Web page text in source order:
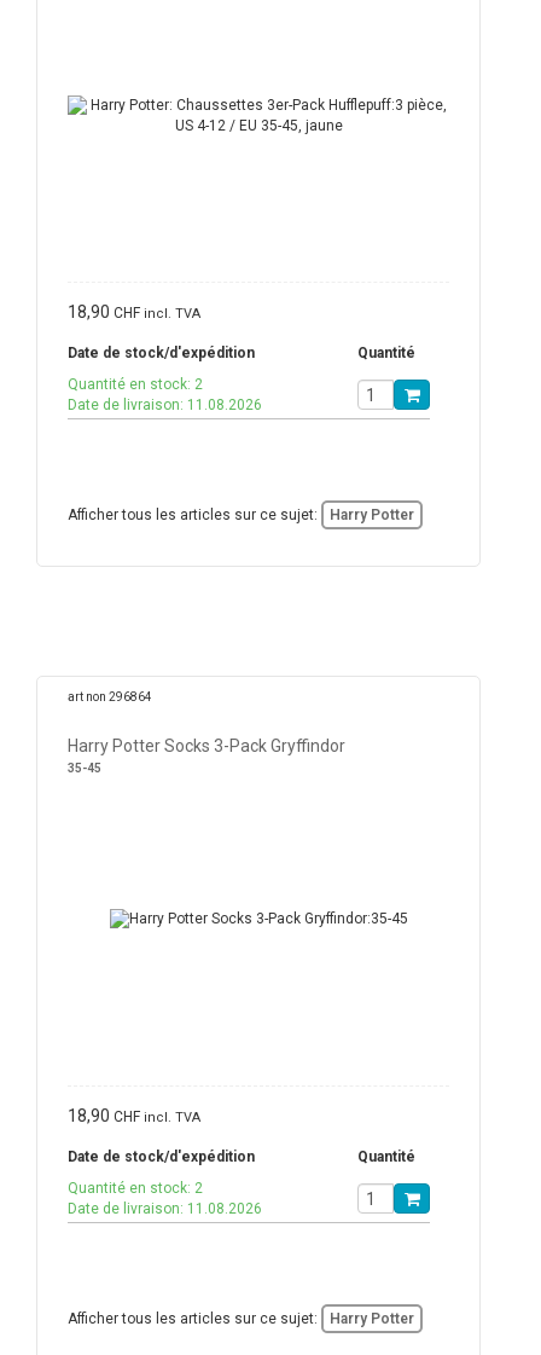
18,90 CHF incl. TVA
Date de stock/d'expédition
Quantité
Quantité en stock: 2
Date de livraison: 11.08.2026
Afficher tous les articles sur ce sujet: Harry Potter
art non 296864
Harry Potter Socks 3-Pack Gryffindor
35-45
18,90 CHF incl. TVA
Date de stock/d'expédition
Quantité
Quantité en stock: 2
Date de livraison: 11.08.2026
Afficher tous les articles sur ce sujet: Harry Potter